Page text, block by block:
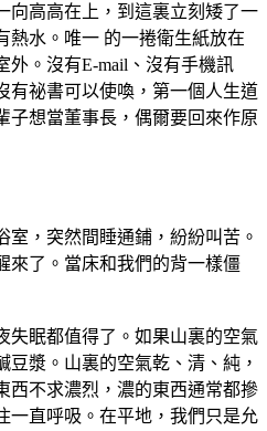
向高高在上，到這裏立刻矮了一
熱水。唯一 的一捲衛生紙放在
外。沒有E-mail、沒有手機訊
有祕書可以使喚，第一個人生道
子想當董事長，偶爾要回來作原
室，突然間睡通鋪，紛紛叫苦。
來了。當床和我們的背一樣僵
失眠都值得了。如果山裏的空氣
豆漿。山裏的空氣乾、清、純，
西不求濃烈，濃的東西通常都摻
一直呼吸。在平地，我們只是允